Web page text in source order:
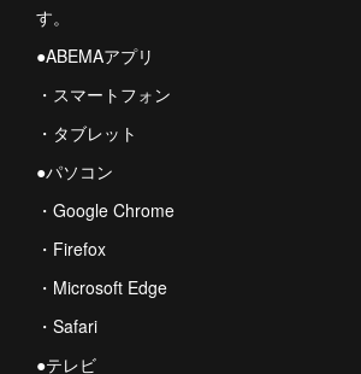
す。
●ABEMAアプリ
・スマートフォン
・タブレット
●パソコン
・Google Chrome
・Firefox
・Microsoft Edge
・Safari
●テレビ